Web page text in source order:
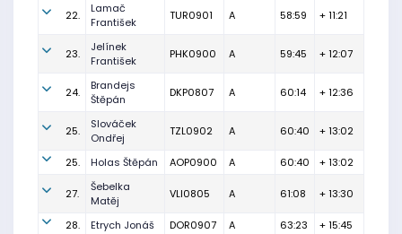
22.
Lamač
František
TUR0901 A 58:59 + 11:21
23.
Jelínek
František
PHK0900 A 59:45 + 12:07
24.
Brandejs
Štěpán
DKP0807 A 60:14 + 12:36
25.
Slováček
Ondřej
TZL0902 A 60:40 + 13:02
25. Holas Štěpán AOP0900 A 60:40 + 13:02
27.
Šebelka
Matěj
VLI0805 A 61:08 + 13:30
28. Etrych Jonáš DOR0907 A 63:23
+ 15:45